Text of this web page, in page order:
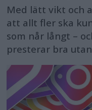
Med lätt vikt och
att allt fler ska
som når långt –
presterar bra